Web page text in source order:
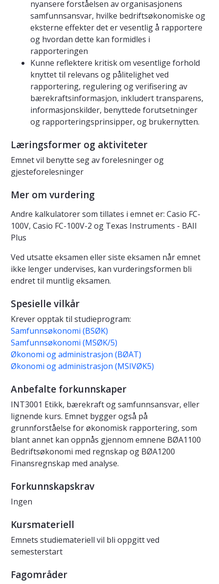
nyansere forståelsen av organisasjonens
samfunnsansvar, hvilke bedriftsøkonomiske og
eksterne effekter det er vesentlig å rapportere
og hvordan dette kan formidles i
rapporteringen
Kunne reflektere kritisk om vesentlige forhold
knyttet til relevans og pålitelighet ved
rapportering, regulering og verifisering av
bærekraftsinformasjon, inkludert transparens,
informasjonskilder, benyttede forutsetninger
og rapporteringsprinsipper, og brukernytten.
Læringsformer og aktiviteter
Emnet vil benytte seg av forelesninger og
gjesteforelesninger
Mer om vurdering
Andre kalkulatorer som tillates i emnet er: Casio FC-
100V, Casio FC-100V-2 og Texas Instruments - BAII
Plus
Ved utsatte eksamen eller siste eksamen når emnet
ikke lenger undervises, kan vurderingsformen bli
endret til muntlig eksamen.
Spesielle vilkår
Krever opptak til studieprogram:
Samfunnsøkonomi (BSØK)
Samfunnsøkonomi (MSØK/5)
Økonomi og administrasjon (BØAT)
Økonomi og administrasjon (MSIVØK5)
Anbefalte forkunnskaper
INT3001 Etikk, bærekraft og samfunnsansvar, eller
lignende kurs. Emnet bygger også på
grunnforståelse for økonomisk rapportering, som
blant annet kan oppnås gjennom emnene BØA1100
Bedriftsøkonomi med regnskap og BØA1200
Finansregnskap med analyse.
Forkunnskapskrav
Ingen
Kursmateriell
Emnets studiemateriell vil bli oppgitt ved
semesterstart
Fagområder